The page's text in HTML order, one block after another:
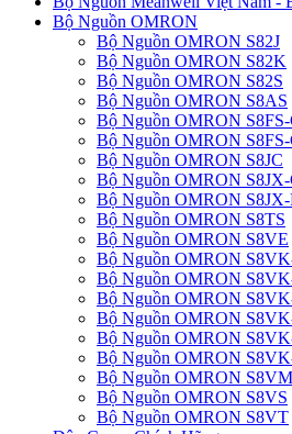
Bộ Nguồn OMRON
Bộ Nguồn OMRON S82J
Bộ Nguồn OMRON S82K
Bộ Nguồn OMRON S82S
Bộ Nguồn OMRON S8AS
Bộ Nguồn OMRON S8FS-
Bộ Nguồn OMRON
Bộ Nguồn OMRON S8JC
Bộ Nguồn OMRON S8JX-
Bộ Nguồn OMRON S8JX-
Bộ Nguồn OMRON S8TS
Bộ Nguồn OMRON S8VE
Bộ Nguồn OMRON
Bộ Nguồn OMRON
Bộ Nguồn OMRON
Bộ Nguồn OMRON
Bộ Nguồn OMRON
Bộ Nguồn OMRON
Bộ Nguồn OMRON S8VM
Bộ Nguồn OMRON S8VS
Bộ Nguồn OMRON S8VT